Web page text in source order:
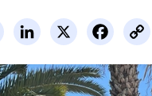
WhatsAppLinkedInX Facebook